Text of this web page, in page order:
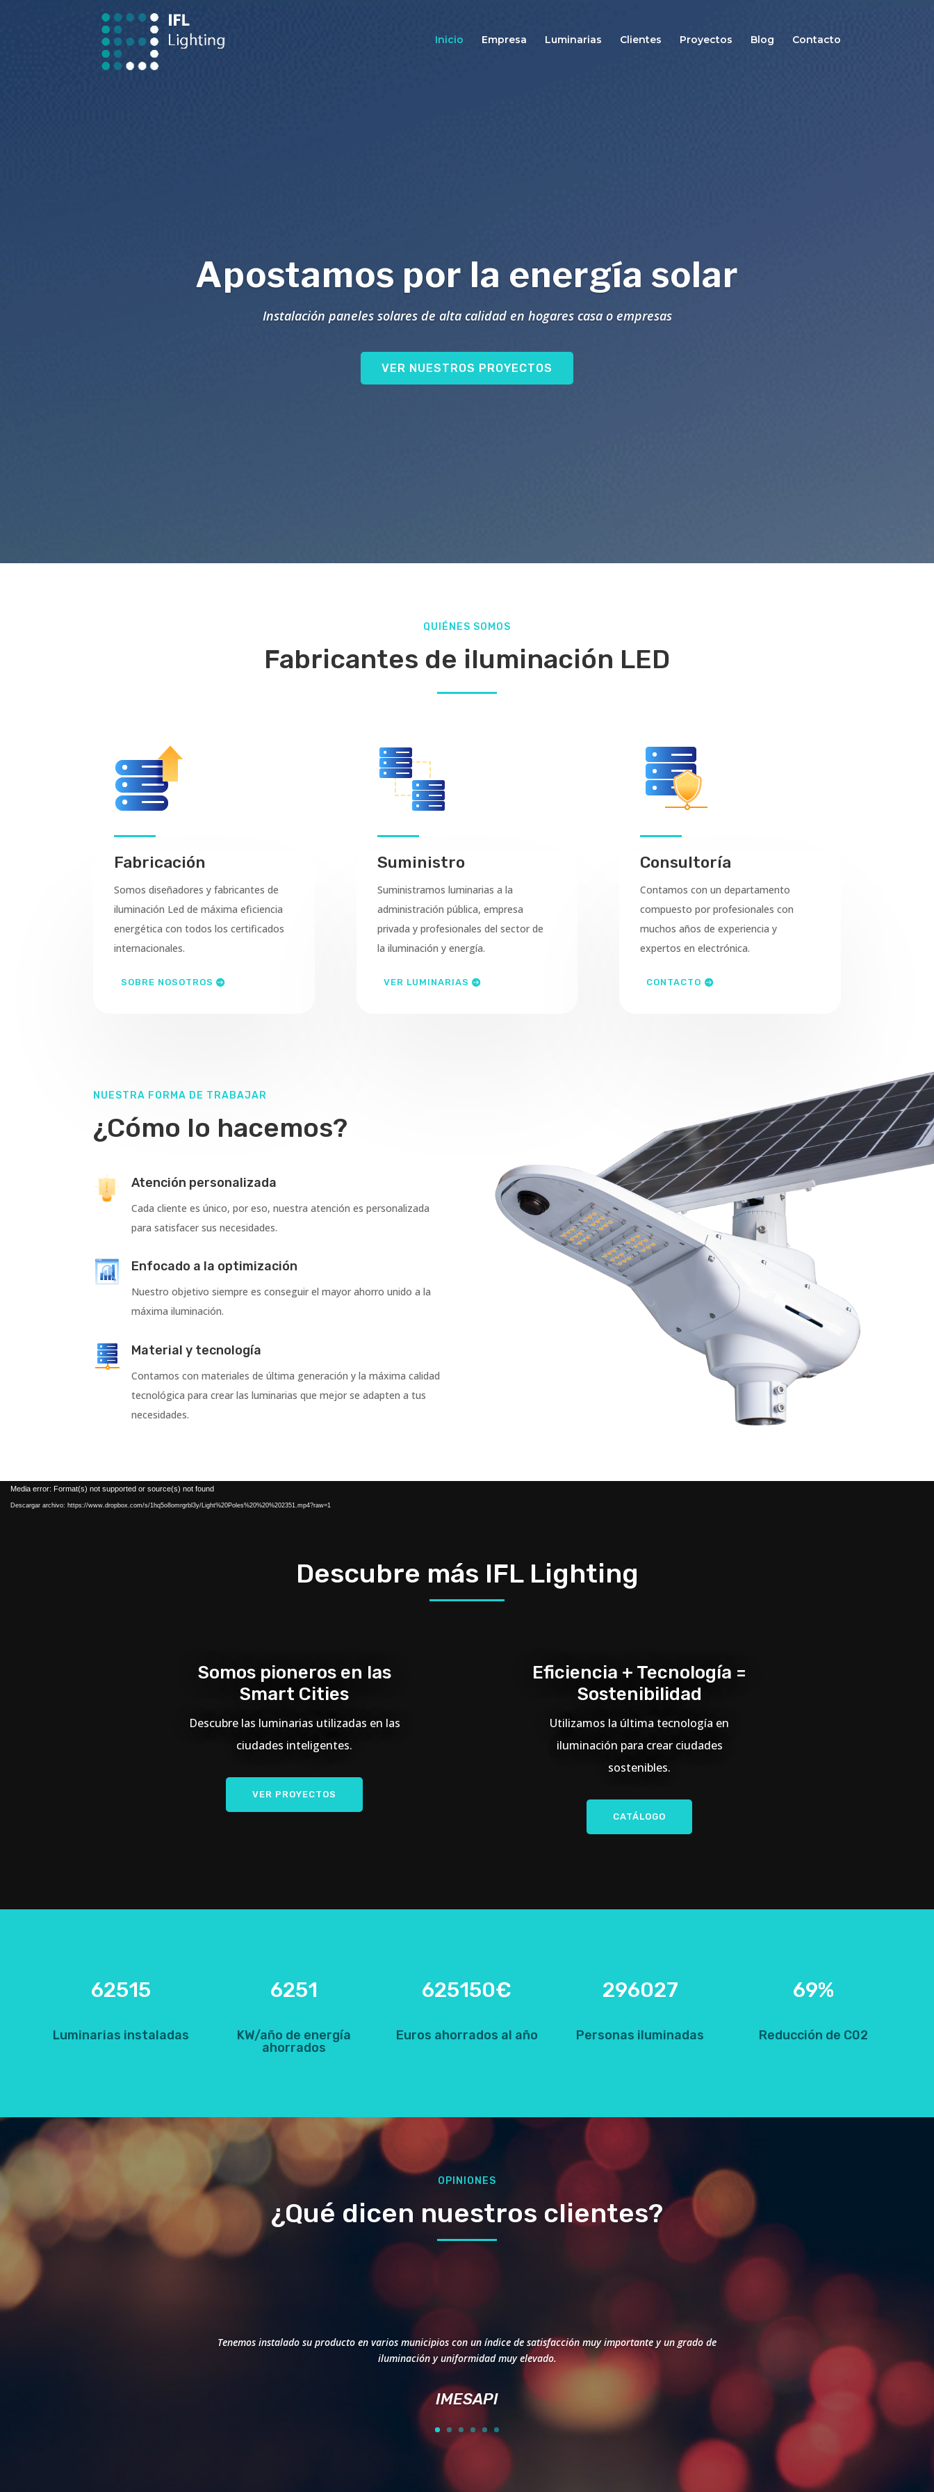
Inicio Empresa Luminarias Clientes Proyectos Blog Contacto
Apostamos por la energía solar
Instalación paneles solaresde alta calidad en hogares casa o empresas
VER NUESTROS PROYECTOS
QUIÉNES SOMOS
Fabricantes de iluminación LED
Fabricación
Somos diseñadores y fabricantes de
iluminación Led de máxima eficiencia
energética con todos los certificados
internacionales.
SOBRE NOSOTROS
Suministro
Suministramos luminarias a la
administración pública, empresa
privada y profesionales del sector de
la iluminación y energía.
VER LUMINARIAS
Consultoría
Contamos con un departamento
compuesto por profesionales con
muchos años de experiencia y
expertos en electrónica.
CONTACTO
NUESTRA FORMA DE TRABAJAR
¿Cómo lo hacemos?
Atención personalizada
Cada cliente es único, por eso, nuestra atención es personalizada
para satisfacer sus necesidades.
Enfocado a la optimización
Nuestro objetivo siempre es conseguir el mayor ahorro unido a la
máxima iluminación.
Material y tecnología
Contamos con materiales de última generación y la máxima calidad
tecnológica para crear las luminarias que mejor se adapten a tus
necesidades.
Reproductor
Media error: Format(s) not supported or source(s) not found
Descargar archivo: https://www.dropbox.com/s/1hq5o8omrgrbl3y/Light%20Poles%20%20%202351.mp4?raw=1
Descubre más IFL Lighting
Somos pioneros en las
Smart Cities
Descubre las luminarias utilizadas en las
ciudades inteligentes.
VER PROYECTOS
Eficiencia + Tecnología =
Sostenibilidad
Utilizamos la última tecnología en
iluminación para crear ciudades
sostenibles.
CATÁLOGO
62515
Luminarias instaladas
6251
KW/año de energía
ahorrados
625150€
Euros ahorrados al año
296027
Personas iluminadas
69%
Reducción de C02
OPINIONES
¿Qué dicen nuestros clientes?
Tenemos instalado su producto en varios municipios con un índice de satisfacción muy importante y un grado de
iluminación y uniformidad muy elevado.
IMESAPI